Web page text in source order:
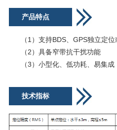
产品特点
（1）支持BDS、GPS独立定
（2）具备窄带抗干扰功能
（3）小型化、低功耗、易集成
技术指标